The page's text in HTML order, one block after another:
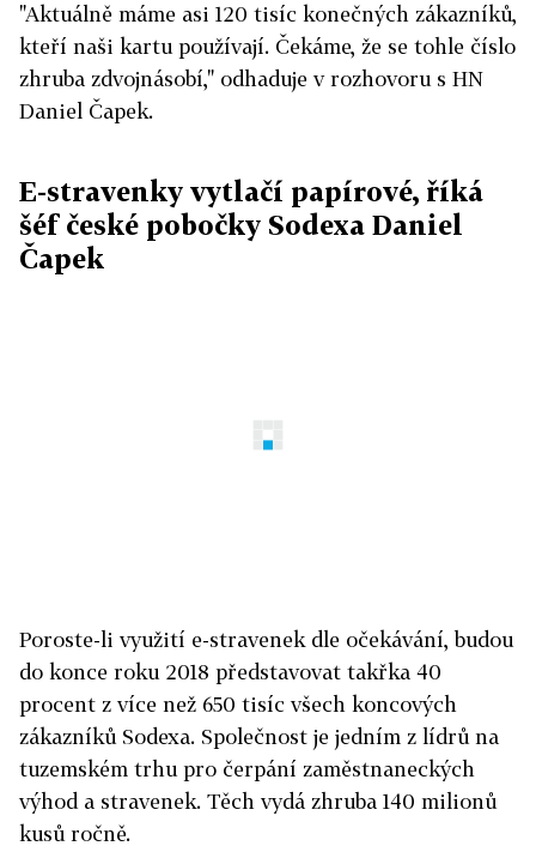
"Aktuálně máme asi 120 tisíc konečných zákazníků,
kteří naši kartu používají. Čekáme, že se tohle číslo
zhruba zdvojnásobí," odhaduje v rozhovoru s HN
Daniel Čapek.
E-stravenky vytlačí papírové, říká
šéf české pobočky Sodexa Daniel
Čapek
Poroste-li využití e-stravenek dle očekávání, budou
do konce roku 2018 představovat takřka 40
procent z více než 650 tisíc všech koncových
zákazníků Sodexa. Společnost je jedním z lídrů na
tuzemském trhu pro čerpání zaměstnaneckých
výhod a stravenek. Těch vydá zhruba 140 milionů
kusů ročně.